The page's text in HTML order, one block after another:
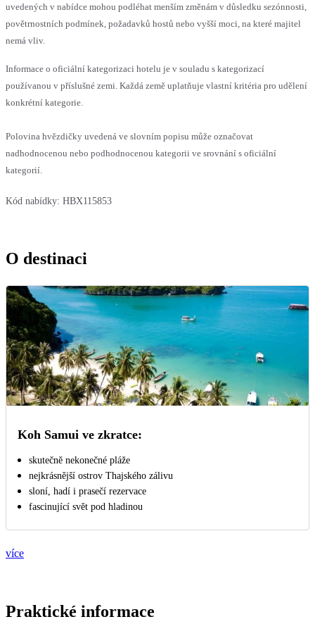
uvedených v nabídce mohou podléhat menším změnám v důsledku sezónnosti,
povětrnostních podmínek, požadavků hostů nebo vyšší moci, na které majitel
nemá vliv.
Informace o oficiální kategorizaci hotelu je v souladu s kategorizací
používanou v příslušné zemi. Každá země uplatňuje vlastní kritéria pro udělení
konkrétní kategorie.
Polovina hvězdičky uvedená ve slovním popisu může označovat
nadhodnocenou nebo podhodnocenou kategorii ve srovnání s oficiální
kategorií.
Kód nabídky: HBX115853
O destinaci
Koh Samui ve zkratce:
skutečně nekonečné pláže
nejkrásnější ostrov Thajského zálivu
sloní, hadí i prasečí rezervace
fascinující svět pod hladinou
více
Praktické informace